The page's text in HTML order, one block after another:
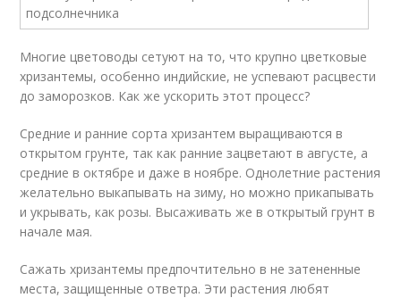
Многие цветоводы сетуют на то, что крупно цветковые
хризантемы, особенно индийские, не успевают расцвести
до заморозков. Как же ускорить этот процесс?
Средние и ранние сорта хризантем выращиваются в
открытом грунте, так как ранние зацветают в августе, а
средние в октябре и даже в ноябре. Однолетние растения
желательно выкапывать на зиму, но можно прикапывать
и укрывать, как розы. Высаживать же в открытый грунт в
начале мая.
Сажать хризантемы предпочтительно в не затененные
места, защищенные ответра. Эти растения любят